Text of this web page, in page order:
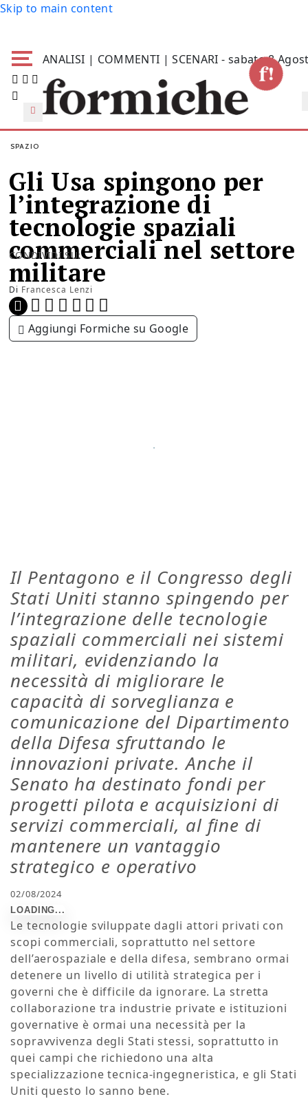
Skip to main content
ANALISI | COMMENTI | SCENARI - sabato 8
SPAZIO
Gli Usa spingono per
l’integrazione di
tecnologie spaziali
commerciali nel settore
militare
Di Francesca Lenzi
CONDIVIDI SU:
Aggiungi Formiche su Google
Il Pentagono e il Congresso degli
Stati Uniti stanno spingendo per
l’integrazione delle tecnologie
spaziali commerciali nei sistemi
militari, evidenziando la
necessità di migliorare le
capacità di sorveglianza e
comunicazione del Dipartimento
della Difesa sfruttando le
innovazioni private. Anche il
Senato ha destinato fondi per
progetti pilota e acquisizioni di
servizi commerciali, al fine di
mantenere un vantaggio
strategico e operativo
02/08/2024
Le tecnologie sviluppate dagli attori privati con
scopi commerciali, soprattutto nel settore
dell’aerospaziale e della difesa, sembrano ormai
detenere un livello di utilità strategica per i
governi che è difficile da ignorare. La stretta
collaborazione tra industrie private e istituzioni
governative è ormai una necessità per la
sopravvivenza degli Stati stessi, soprattutto in
quei campi che richiedono una alta
specializzazione tecnica-ingegneristica, e gli Stati
Uniti questo lo sanno bene.